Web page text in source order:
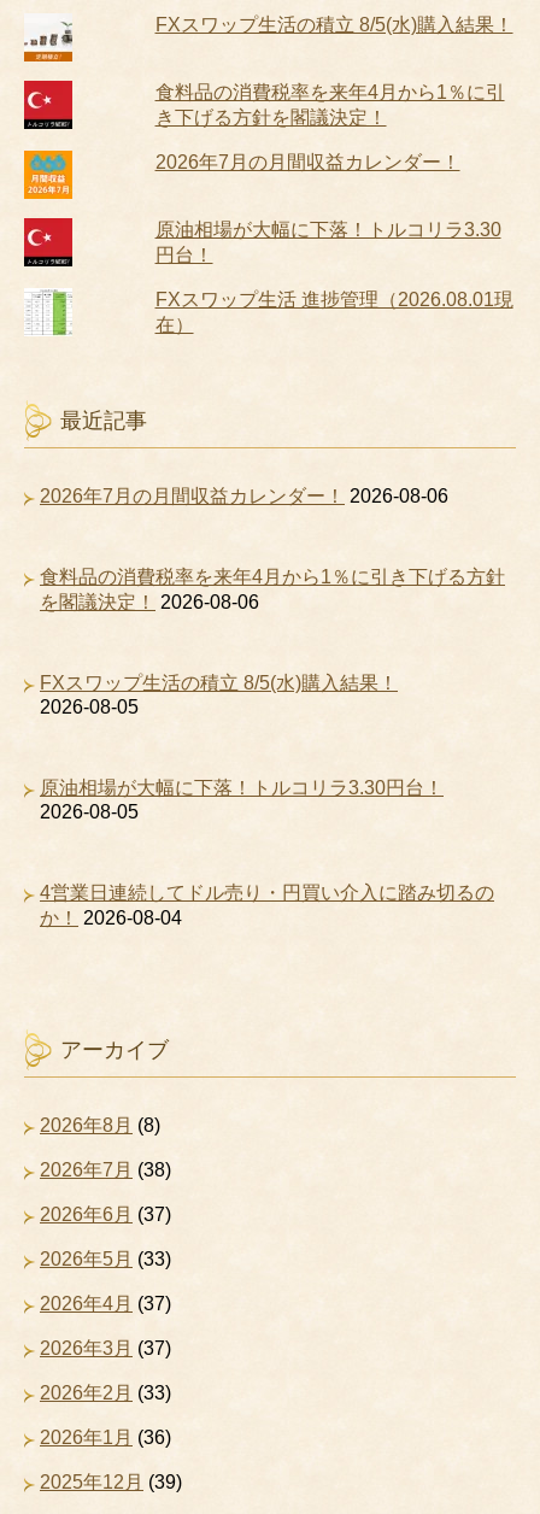
FXスワップ生活の積立 8/5(水)購入結果！
食料品の消費税率を来年4月から1％に引
き下げる方針を閣議決定！
2026年7月の月間収益カレンダー！
原油相場が大幅に下落！トルコリラ3.30
円台！
FXスワップ生活 進捗管理（2026.08.01現
在）
最近記事
2026年7月の月間収益カレンダー！ 2026-08-06
食料品の消費税率を来年4月から1％に引き下げる方針
を閣議決定！
2026-08-06
FXスワップ生活の積立 8/5(水)購入結果！
2026-08-05
原油相場が大幅に下落！トルコリラ3.30円台！
2026-08-05
4営業日連続してドル売り・円買い介入に踏み切るの
か！
2026-08-04
アーカイブ
2026年8月 (8)
2026年7月 (38)
2026年6月 (37)
2026年5月 (33)
2026年4月 (37)
2026年3月 (37)
2026年2月 (33)
2026年1月 (36)
2025年12月 (39)